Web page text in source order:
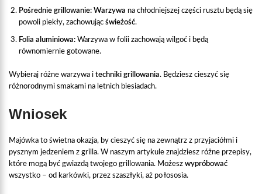
Pośrednie grillowanie: Warzywa na chłodniejszej części rusztu będą się
powoli piekły, zachowując świeżość.
Folia aluminiowa: Warzywa w folii zachowają wilgoć i będą
równomiernie gotowane.
Wybieraj różne warzywa i techniki grillowania. Będziesz cieszyć się
różnorodnymi smakami na letnich biesiadach.
Wniosek
Majówka to świetna okazja, by cieszyć się na zewnątrz z przyjaciółmi i
pysznym jedzeniem z grilla. W naszym artykule znajdziesz różne przepisy,
które mogą być gwiazdą twojego grillowania. Możesz wypróbować
wszystko – od karkówki, przez szaszłyki, aż po łososia.